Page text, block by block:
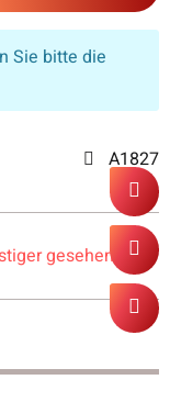
Sie bitte die
A1827
gesehen?